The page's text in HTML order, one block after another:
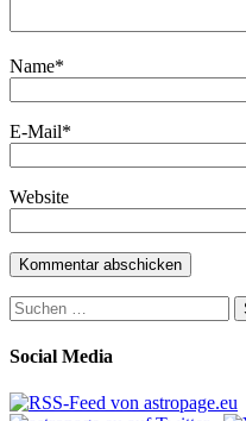
Name*
E-Mail*
Website
Suchen
nach:
Social Media